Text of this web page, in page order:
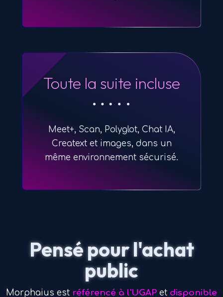
Toute la suite incluse
Meet+, Scan, Polyglot, Chat IA,
Creatext et images, dans un
même environnement sécurisé.
Pensé pour l'achat
public
Morphaius est référencé à l'UGAP et disponible